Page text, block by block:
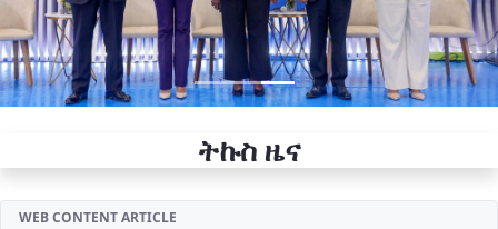
ትኩስ ዜና
WEB CONTENT ARTICLE